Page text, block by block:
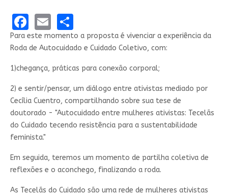
Facebook
EmailShare
Para este momento a proposta é vivenciar a experiência da
Roda de Autocuidado e Cuidado Coletivo, com:
1)chegança, práticas para conexão corporal;
2) e sentir/pensar, um diálogo entre ativistas mediado por
Cecília Cuentro, compartilhando sobre sua tese de
doutorado - "Autocuidado entre mulheres ativistas: Tecelãs
do Cuidado tecendo resistência para a sustentabilidade
feminista."
Em seguida, teremos um momento de partilha coletiva de
reflexões e o aconchego, finalizando a roda.
As Tecelãs do Cuidado são uma rede de mulheres ativistas